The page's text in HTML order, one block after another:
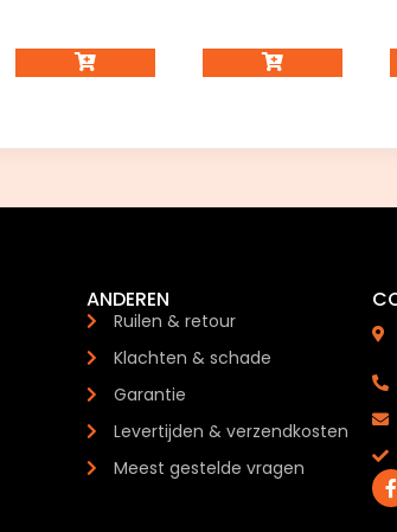
ANDEREN
Ruilen & retour
Klachten & schade
Garantie
Levertijden & verzendkosten
Meest gestelde vragen